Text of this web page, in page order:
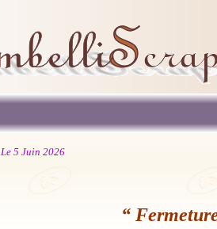
Le 5 Juin 2026
“